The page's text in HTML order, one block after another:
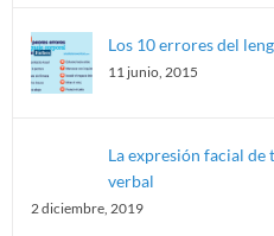
Los 10 errores del
11 junio, 2015
La expresión facial
verbal
2 diciembre, 2019